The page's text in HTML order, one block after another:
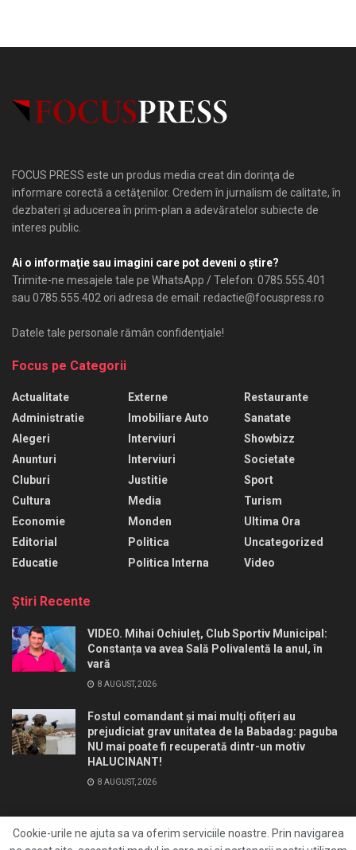
FOCUS PRESS este un produs media creat din dorinţa de
informare corectă a cetăţenilor. Credem în jurnalism de calitate, în
dezbateri şi aducerea în prim-plan a adevăratelor subiecte de
interes public.
Ai o informaţie sau imagini care pot deveni o ştire?
Trimite-ne mesajele tale pe WhatsApp / Telefon: 0785.555.401
sau 0785.555.402 ori adresa de email: redactie@focuspress.ro
Datele tale personale rămân confidenţiale!
Focus pe Categorii
Actualitate
Administratie
Alegeri
Anunturi
Cluburi
Cultura
Economie
Editorial
Educatie
Externe
Imobiliare Auto
Interviuri
Interviuri
Justitie
Media
Monden
Politica
Politica Interna
Restaurante
Sanatate
Showbizz
Societate
Sport
Turism
Ultima Ora
Uncategorized
Video
Ştiri Recente
VIDEO. Mihai Ochiuleț, Club Sportiv Municipal:
Constanța va avea Sală Polivalentă la anul, în
vară
8 AUGUST, 2026
Fostul comandant și mai mulți ofițeri au
prejudiciat grav unitatea de la Babadag: paguba
NU mai poate fi recuperată dintr-un motiv
HALUCINANT!
8 AUGUST, 2026
Cookie-urile ne ajuta sa va oferim serviciile noastre. Prin navigarea